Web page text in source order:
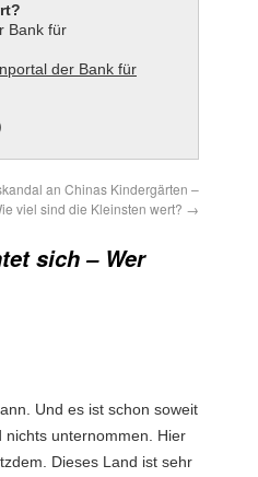
Bank für
an Chinas Kindergärten –
viel sind die Kleinsten wert? →
sich – Wer
Und es ist schon soweit
unternommen. Hier
Dieses Land ist sehr